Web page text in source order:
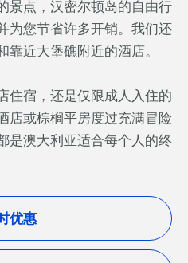
景点，汉密尔顿岛的自由行
为您节省许多开销。我们还
近大堡礁附近的酒店。
住宿，还是仅限成人入住的
店或棕榈平房度过充满冒险
是澳大利亚适合每个人的终
优惠